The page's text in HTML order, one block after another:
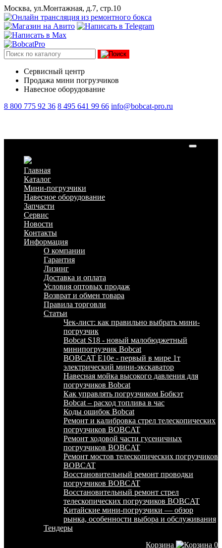
Москва, ул.Монтажная, д.7, стр.10
Сервисный центр
Продажа мини погрузчиков
Навесное оборудование
8 800 775 92 36 8 495 641 99 66 info@bobcat-pro.ru
Главная
Каталог
Мини-погрузчики
Навесное оборудование
Запчасти
Сервис
Новости
Контакты
Информация
О компании
Гарантия
Лизинг
Доставка и оплата
Условия оптовых продаж
Возврат и обмен товара
Правила торговли
Статьи
Чек-лист: как правильно выбрать мини-
погрузчик
Bobcat S18 - новый малобюджетный
минипогрузчик Bobcat
BOBCAT E10e - первый в мире 1т
электрический мини-экскаватор
Навесная мойка высокого давления для
погрузчиков Bobcat
Как управлять погрузчиком Бобкэт
Bobcat – расход топлива в час
Коды ошибок Bobcat
Ремонт и калибровка стрел телескопических
погрузчиков BOBCAT
Ремонт ходовой части гусеничных
погрузчиков BOBCAT
Ремонт мостов телескопических погрузчиков
BOBCAT
Восстановительный ремонт проводки
погрузчиков BOBCAT
Восстановительный ремонт стрел
телескопических погрузчиков BOBCAT
Китайские мини-погрузчики — обзор
рынка, особенности выбора и обслуживания
Тендеры
Корзина
0